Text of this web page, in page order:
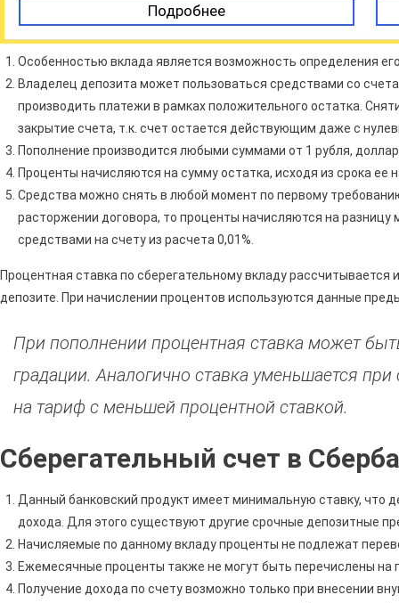
Подробнее
Особенностью вклада является возможность определения
Владелец депозита может пользоваться средствами со
производить платежи в рамках положительного остатка.
закрытие счета, т.к. счет остается действующим даже с
Пополнение производится любыми суммами от 1 рубля,
Проценты начисляются на сумму остатка, исходя из срока ее
Средства можно снять в любой момент по первому
расторжении договора, то проценты начисляются на
средствами на счету из расчета 0,01%.
Процентная ставка по сберегательному вкладу
депозите. При начислении процентов используются данные
При пополнении процентная ставка может
градации. Аналогично ставка уменьшается
на тариф с меньшей процентной ставкой.
Сберегательный счет в
Данный банковский продукт имеет минимальную ставку, что
дохода. Для этого существуют другие срочные депозитные
Начисляемые по данному вкладу проценты не подлежат
Ежемесячные проценты также не могут быть перечислены на
Получение дохода по счету возможно только при внесении